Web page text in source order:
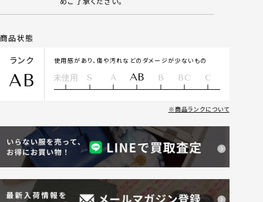
商品状態
ランク
AB
使用感があり、傷や汚れなどのダメージが少ないもの
未使用 S A AB B BC C
商品ランクについて